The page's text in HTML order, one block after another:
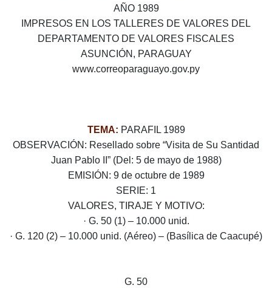
AÑO 1989
IMPRESOS EN LOS TALLERES DE VALORES DEL
DEPARTAMENTO DE VALORES FISCALES
ASUNCIÓN, PARAGUAY
www.correoparaguayo.gov.py
TEMA: PARAFIL 1989
OBSERVACIÓN: Resellado sobre “Visita de Su Santidad
Juan Pablo II” (Del: 5 de mayo de 1988)
EMISIÓN: 9 de octubre de 1989
SERIE: 1
VALORES, TIRAJE Y MOTIVO:
· G. 50 (1) – 10.000 unid.
· G. 120 (2) – 10.000 unid. (Aéreo) – (Basílica de Caacupé)
G. 50